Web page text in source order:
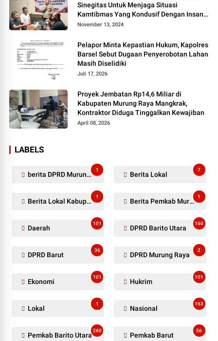
Sinegitas Untuk Menjaga Situasi
Kamtibmas Yang Kondusif Dengan Insan
Pers
November 13, 2024
Pelapor Minta Kepastian Hukum, Kapolres
Barsel Sebut Dugaan Penyerobotan Lahan
Masih Diselidiki
Juli 17, 2026
Proyek Jembatan Rp14,6 Miliar di
Kabupaten Murung Raya Mangkrak,
Kontraktor Diduga Tinggalkan Kewajiban
April 08, 2026
LABELS
berita DPRD Murung Raya
1
Berita Lokal
7
Berita Lokal Kabupaten Barito Utara
1
Berita Pemkab Murung Raya
1
Daerah
101
DPRD Barito Utara
160
DPRD Barut
36
DPRD Murung Raya
2
Ekonomi
101
Hukrim
101
Lokal
1
Nasional
163
Pemkab Barito Utara
260
Pemkab Barut
56